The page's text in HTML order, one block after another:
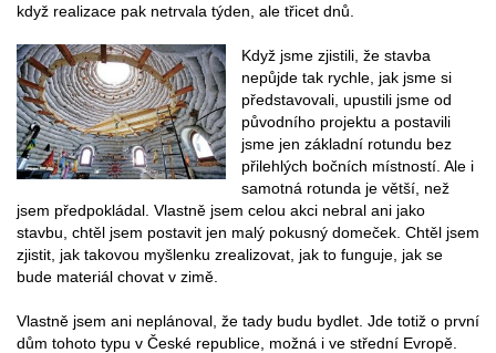
když realizace pak netrvala týden, ale třicet dnů.
Když jsme zjistili, že stavba
nepůjde tak rychle, jak jsme si
představovali, upustili jsme od
původního projektu a postavili
jsme jen základní rotundu bez
přilehlých bočních místností. Ale i
samotná rotunda je větší, než
jsem předpokládal. Vlastně jsem celou akci nebral ani jako
stavbu, chtěl jsem postavit jen malý pokusný domeček. Chtěl jsem
zjistit, jak takovou myšlenku zrealizovat, jak to funguje, jak se
bude materiál chovat v zimě.
Vlastně jsem ani neplánoval, že tady budu bydlet. Jde totiž o první
dům tohoto typu v České republice, možná i ve střední Evropě.